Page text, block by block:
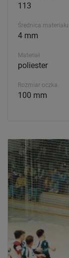
113
Średnica materiału
4 mm
Materiał
poliester
Rozmiar oczka
100 mm